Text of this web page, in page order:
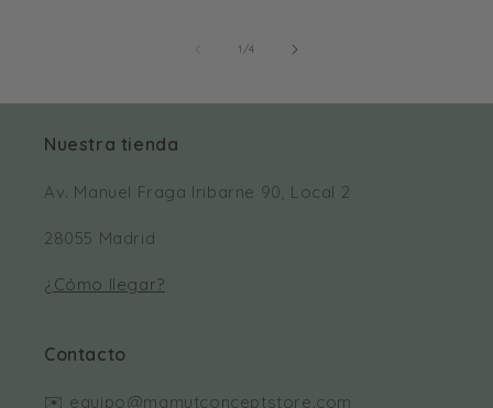
1 /de
4
Nuestra tienda
Av. Manuel Fraga Iribarne 90, Local 2
28055 Madrid
¿Cómo llegar?
Contacto
✉️ equipo@mamutconceptstore.com